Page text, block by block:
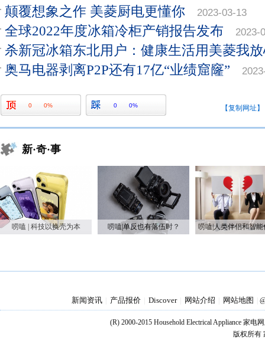
颠覆想象之作 美菱厨电更懂你 2023-03-13
全球2022年度冰箱冷柜产销报告发布 2023-
杀新冠冰箱东北用户：健康生活用美菱我
奥马电器剥离P2P还有17亿“业绩窟窿”
0 0% 0 0% 【复制网址】
新·奇·事
唠嗑 | 科技以换壳为本 唠嗑|单反也有落伍时？
新闻资讯 产品报价 Discover 网站介绍 网站地图
(R) 2000-2015 Household Electrical Appliance 家电
版权所有